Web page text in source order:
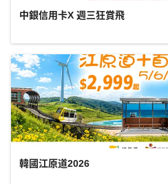
中銀信用卡X 週三狂賞飛
韓國江原道2026